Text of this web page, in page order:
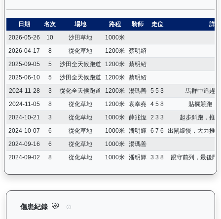
日期 名次 場地 路程 騎師 走位
詳情
2026-05-26
10 沙田草地
1000米
2026-04-17
8 從化草地 1200米 蔡明紹
2025-09-05
5 沙田全天候跑道 1200米 蔡明紹
2025-06-10
5 沙田全天候跑道 1200米 蔡明紹
2024-11-28
3 從化全天候跑道 1200米 湯瑪善 5 5 3
馬群中追趕
2024-11-05
8 從化草地 1200米 袁幸堯 4 5 8
貼欄競跑，
2024-10-21
3 從化草地 1000米 薛兆恆 2 3 3
起步斜跑，推
2024-10-07
6 從化草地 1000米 潘明輝 6 7 6
出閘緩慢，大力推
2024-09-16
6 從化草地 1000米 湯瑪善
2024-09-02
8 從化草地 1000米 潘明輝 3 3 8 跟守前列，最後階
傷患紀錄 加州本事（J370）— 傷患紀錄：查看馬匹完整